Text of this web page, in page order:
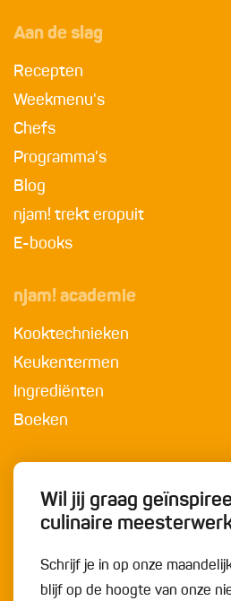
Aan de slag
Recepten
Weekmenu's
Chefs
Programma's
Blog
njam! trekt eropuit
E-books
njam! academie
Kooktechnieken
Keukentermen
Ingrediënten
Boeken
Wil jij graag
culinaire
Schrijf je in op onze
blijf op de hoogte van onze